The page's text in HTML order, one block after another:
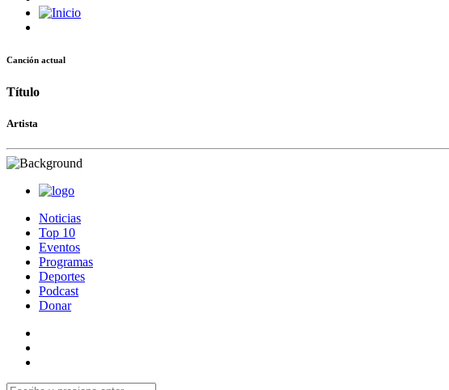
Canción actual
Título
Artista
Noticias
Top 10
Eventos
Programas
Deportes
Podcast
Donar